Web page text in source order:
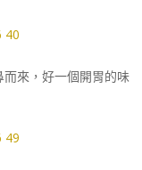
來，好一個開胃的味